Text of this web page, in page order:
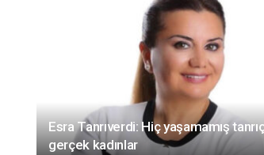
Esra Tanrıverdi: Hiç yaşamamış
gerçek kadınlar